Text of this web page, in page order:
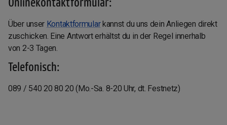
Über unser Kontaktformularkannst du uns dein Anliegen direkt
zuschicken. Eine Antwort erhältst du in der Regel innerhalb
von 2-3 Tagen.
Telefonisch:
089 / 540 20 80 20 (Mo.-Sa. 8-20 Uhr, dt. Festnetz)